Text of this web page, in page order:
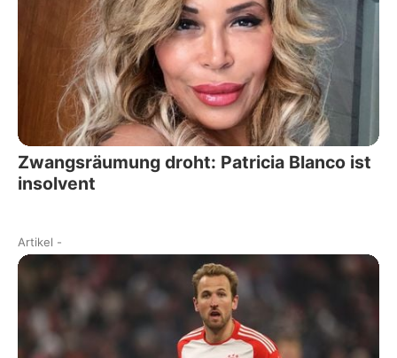
Zwangsräumung droht: Patricia Blanco ist
insolvent
Artikel -